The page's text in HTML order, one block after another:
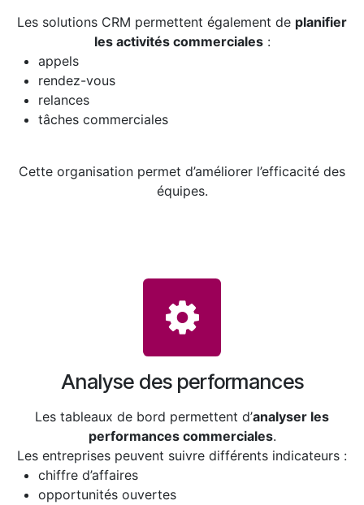
Les solutions CRM permettent également de planifier
les activités commerciales:
appels
rendez-vous
relances
tâches commerciales
Cette organisation permet d’améliorer l’efficacité des
équipes.
Analyse des performances
Les tableaux de bord permettent d’analyser les
performances commerciales.
Les entreprises peuvent suivre différents indicateurs :
chiffre d’affaires
opportunités ouvertes